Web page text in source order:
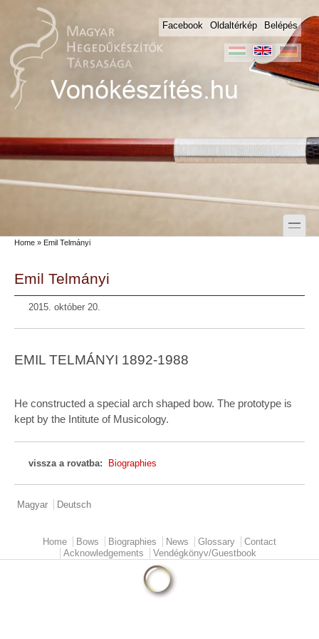
Skip to main content
Skip to search
Facebook
Oldaltérkép Belépés
toggle
Secondary menu
Home » Emil Telmányi
Emil Telmányi
2015. október 20.
EMIL TELMÁNYI 1892-1988
He constructed a special arch shaped bow. The prototype is
kept by the Intitute of Musicology.
vissza a rovatba: Biographies
Magyar Deutsch
Main menu
Home Bows Biographies News Glossary
Contact
Acknowledgements
Vendégkönyv/Guestbook